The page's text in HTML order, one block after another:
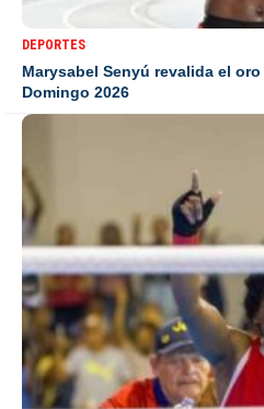
DEPORTES
Marysabel Senyú revalida el
Domingo 2026